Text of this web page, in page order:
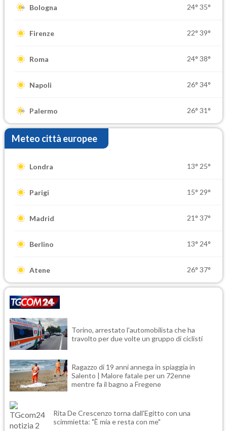
Bologna 24° 35°
Firenze 22° 39°
Roma 24° 38°
Napoli 26° 34°
Palermo 26° 31°
Meteo città europee
Londra 13° 25°
Parigi 15° 29°
Madrid 21° 37°
Berlino 13° 24°
Atene 26° 37°
Torino, arrestato l'automobilista che ha
travolto per due volte un gruppo di ciclisti
Ragazzo di 19 anni annega in spiaggia in
Salento | Malore fatale per un 72enne
mentre fa il bagno a Fregene
Rita De Crescenzo torna dall'Egitto con una
scimmietta: "È mia e resta con me"